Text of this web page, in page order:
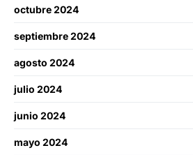
octubre 2024
septiembre 2024
agosto 2024
julio 2024
junio 2024
mayo 2024